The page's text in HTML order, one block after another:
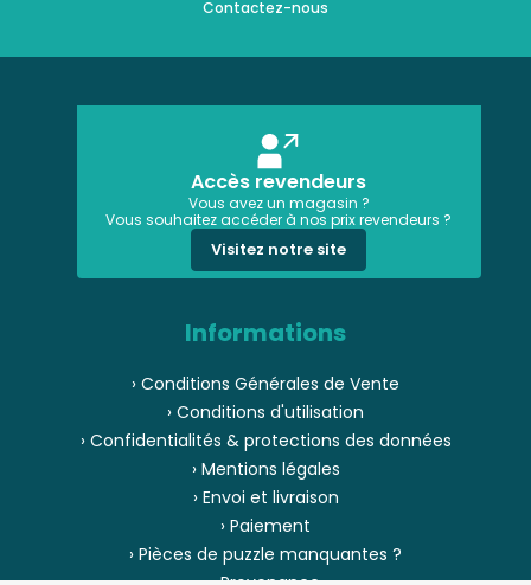
Contactez-nous
Accès revendeurs
Vous avez un magasin ?
Vous souhaitez accéder à nos prix revendeurs ?
Visitez notre site
Informations
› Conditions Générales de Vente
› Conditions d'utilisation
› Confidentialités & protections des données
› Mentions légales
› Envoi et livraison
› Paiement
› Pièces de puzzle manquantes ?